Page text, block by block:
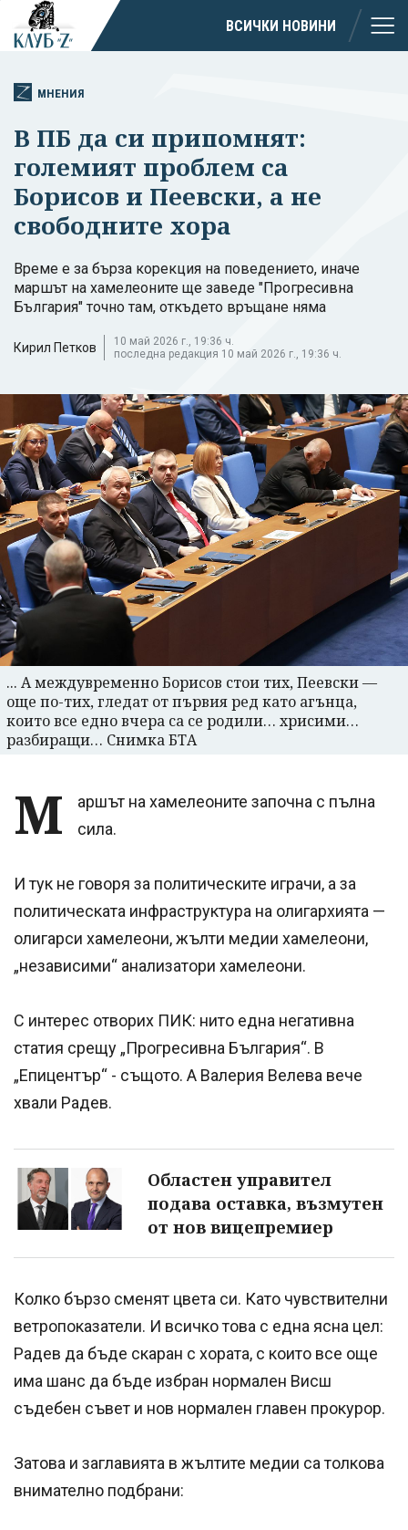
ВСИЧКИ НОВИНИ
МНЕНИЯ
В ПБ да си припомнят:
големият проблем са
Борисов и Пеевски, а не
свободните хора
Време е за бърза корекция на поведението, иначе
маршът на хамелеоните ще заведе "Прогресивна
България" точно там, откъдето връщане няма
Кирил Петков
10 май 2026 г., 19:36 ч.
последна редакция 10 май 2026 г., 19:36 ч.
... А междувременно Борисов стои тих, Пеевски —
още по-тих, гледат от първия ред като агънца,
които все едно вчера са се родили… хрисими…
разбиращи… Снимка БТА
М
аршът на хамелеоните започна с пълна
сила.
И тук не говоря за политическите играчи, а за
политическата инфраструктура на олигархията —
олигарси хамелеони, жълти медии хамелеони,
„независими“ анализатори хамелеони.
С интерес отворих ПИК: нито една негативна
статия срещу „Прогресивна България“. В
„Епицентър“ - същото. А Валерия Велева вече
хвали Радев.
Oбластен управител
подава оставка, възмутен
от нов вицепремиер
Колко бързо сменят цвета си. Като чувствителни
ветропоказатели. И всичко това с една ясна цел:
Радев да бъде скаран с хората, с които все още
има шанс да бъде избран нормален Висш
съдебен съвет и нов нормален главен прокурор.
Затова и заглавията в жълтите медии са толкова
внимателно подбрани: